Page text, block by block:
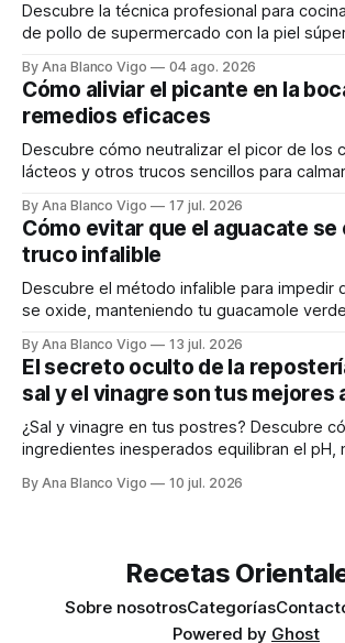
Descubre la técnica profesional para
de pollo de supermercado con la piel
By Ana Blanco Vigo 04 ago. 2026
Cómo aliviar el picante en la
remedios eficaces
Descubre cómo neutralizar el picor de los
lácteos y otros trucos sencillos para
By Ana Blanco Vigo 17 jul. 2026
Cómo evitar que el aguacate se
truco infalible
Descubre el método infalible para impedir
se oxide, manteniendo tu guacamole
By Ana Blanco Vigo 13 jul. 2026
El secreto oculto de la
sal y el vinagre son tus mejores
¿Sal y vinagre en tus postres? Descubre
ingredientes inesperados equilibran el pH,
By Ana Blanco Vigo 10 jul. 2026
Recetas
Sobre nosotrosCategorías
Powered by Ghost